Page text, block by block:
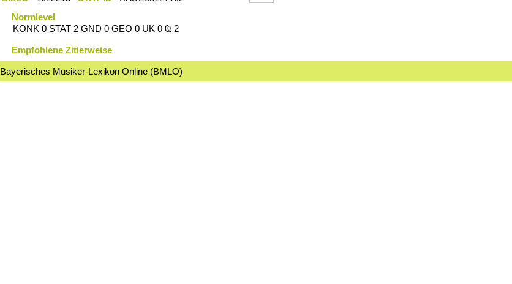
Normlevel
KONK 0 STAT 2 GND 0 GEO 0 UK 0 Ҩ 2
Empfohlene Zitierweise
Bayerisches Musiker-Lexikon Online (BMLO)